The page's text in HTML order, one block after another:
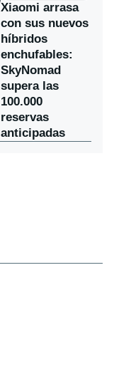
Xiaomi arrasa
con sus nuevos
híbridos
enchufables:
SkyNomad
supera las
100.000
reservas
anticipadas